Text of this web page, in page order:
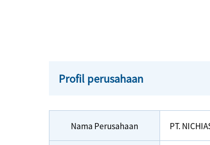
Profil perusahaan
Nama Perusahaan PT.